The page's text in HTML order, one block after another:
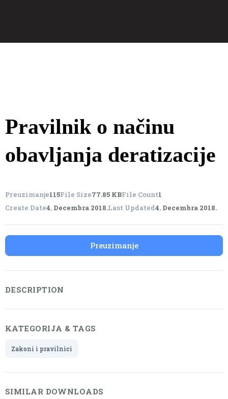
Pravilnik o načinu
obavljanja deratizacije
Preuzimanje115File Size77.85 KBFile Count1
Create Date4. Decembra 2018.Last Updated4. Decembra 2018.
Preuzimanje
DESCRIPTION
KATEGORIJA & TAGS
Zakoni i pravilnici
SIMILAR DOWNLOADS